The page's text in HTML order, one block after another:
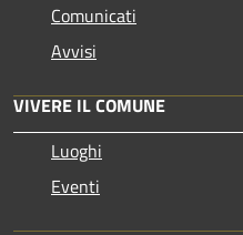
Comunicati
Avvisi
VIVERE IL COMUNE
Luoghi
Eventi